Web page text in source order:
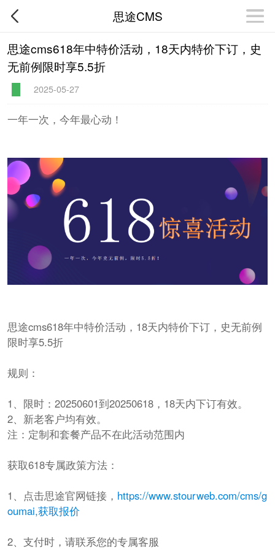
思途CMS
思途cms618年中特价活动，18天内特价下订，史
无前例限时享5.5折
2025-05-27
一年一次，今年最心动！
思途cms618年中特价活动，18天内特价下订，史无前例
限时享5.5折
规则：
1、限时：20250601到20250618，18天内下订有效。
2、新老客户均有效。
注：定制和套餐产品不在此活动范围内
获取618专属政策方法：
1、点击思途官网链接， https://www.stourweb.com/cms/g
oumai,获取报价
2、支付时，请联系您的专属客服